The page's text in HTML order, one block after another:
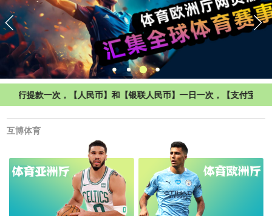
款一次，【人民币】和【银联人民币】一日一次，【支付宝】一
互博体育